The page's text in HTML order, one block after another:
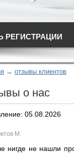
РЕГИСТРАЦИИ
отзывы клиентов
о нас
05.08.2026
М.
нигде не нашли